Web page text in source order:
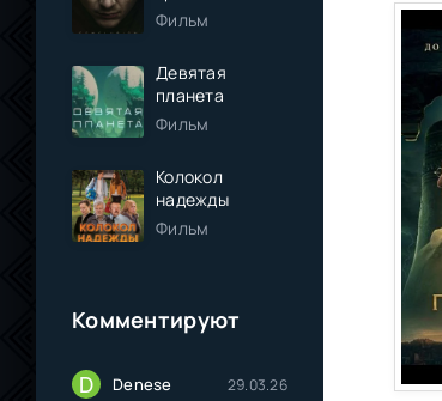
Фильм
Девятая
планета
Фильм
Колокол
надежды
Фильм
Комментируют
D Denese 29.03.26